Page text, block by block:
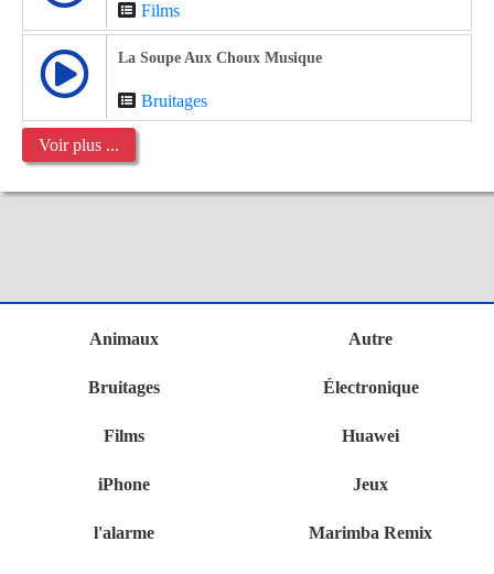
Films
La Soupe Aux Choux Musique
Bruitages
Voir plus ...
Animaux Autre
Bruitages Électronique
Films Huawei
iPhone Jeux
l'alarme Marimba Remix